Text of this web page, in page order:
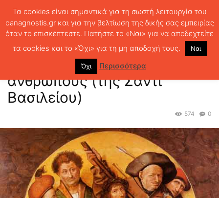
ΚΡΙΤΙΚΕΣ
Ο Θεός που πίστευε στους
ανθρώπους (της Σάντι Βασιλείου)
Ο Θεός που πίστευε στους
ανθρώπους (της Σάντι
Βασιλείου)
0
574
Τα cookies είναι σημαντικά για τη σωστή λειτουργία του
oanagnostis.gr και για την βελτίωση της δικής σας εμπειρίας
όταν το επισκέπτεστε. Πατήστε το «Ναι» για να αποδεχτείτε
τα cookies και το «Όχι» για τη μη αποδοχή τους.
Ναι
Όχι Περισσότερα